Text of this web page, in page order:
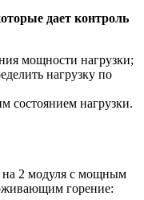
дает контроль
мощности нагрузки;
нагрузку по
состоянием нагрузки.
на 2 модуля с мощным
горение: